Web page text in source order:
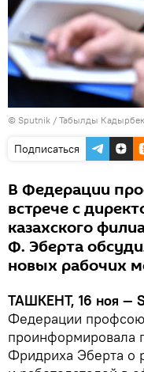
© Sputnik / Табылды
Подписаться
В Федерации
встрече с
казахского
Ф. Эберта
новых рабочих
ТАШКЕНТ, 16 ноя —
Федерации
проинформировала
Фридриха Эберта о